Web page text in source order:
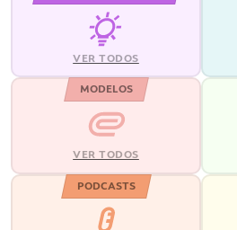
VER TODOS
MODELOS
VER TODOS
PODCASTS